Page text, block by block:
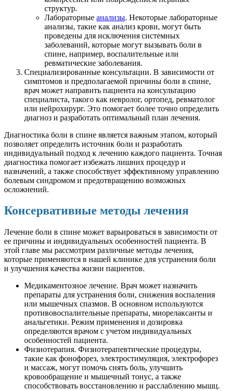
структур.
Лабораторные анализы. Некоторые лабораторные
анализы, такие как анализ крови, могут быть
проведены для исключения системных
заболеваний, которые могут вызывать боли в
спине, например, воспалительные или
ревматические заболевания.
Специализированные консультации. В зависимости от
симптомов и предполагаемой причины боли в спине,
врач может направить пациента на консультацию
специалиста, такого как невролог, ортопед, ревматолог
или нейрохирург. Это помогает более точно определить
диагноз и разработать оптимальный план лечения.
Диагностика боли в спине является важным этапом, который
позволяет определить источник боли и разработать
индивидуальный подход к лечению каждого пациента. Точная
диагностика помогает избежать лишних процедур и
назначений, а также способствует эффективному управлению
болевым синдромом и предотвращению возможных
осложнений.
Консервативные методы лечения
Лечение боли в спине может варьироваться в зависимости от
ее причины и индивидуальных особенностей пациента. В
этой главе мы рассмотрим различные методы лечения,
которые применяются в нашей клинике для устранения боли
и улучшения качества жизни пациентов.
Медикаментозное лечение. Врач может назначить
препараты для устранения боли, снижения воспаления
или мышечных спазмов. В основном используются
противовоспалительные препараты, миорелаксанты и
анальгетики. Режим применения и дозировка
определяются врачом с учетом индивидуальных
особенностей пациента.
Физиотерапия. Физиотерапевтические процедуры,
такие как фонофорез, электростимуляция, электрофорез
и массаж, могут помочь снять боль, улучшить
кровообращение и мышечный тонус, а также
способствовать восстановлению и расслаблению мышц.